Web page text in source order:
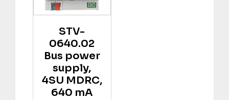
STV-
0640.02
Bus power
supply,
4SU MDRC,
640 mA